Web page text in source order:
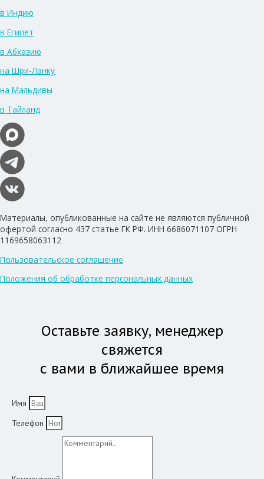
в Индию
в Египет
в Абхазию
на Шри-Ланку
на Мальдивы
в Тайланд
Материалы, опубликованные на сайте не являются публичной
офертой согласно 437 статье ГК РФ. ИНН 6686071107 ОГРН
1169658063112
Пользовательское соглашение
Положения об обработке персональных данных
Оставьте заявку, менеджер
свяжется
с вами в ближайшее время
Имя
Телефон